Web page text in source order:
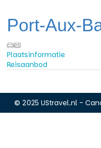
Port-Aux-
Plaatsinformatie
Reisaanbod
© 2025 UStravel.nl -